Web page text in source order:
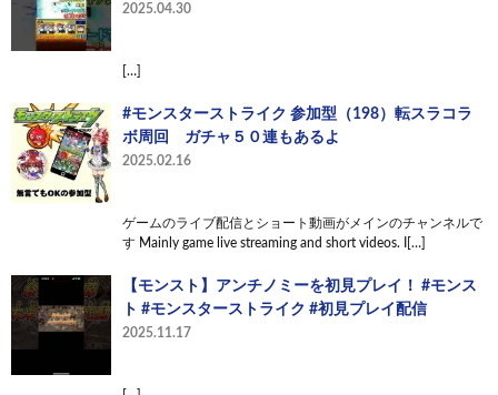
2025.04.30
[…]
#モンスターストライク 参加型（198）転スラコラ
ボ周回 ガチャ５０連もあるよ
2025.02.16
ゲームのライブ配信とショート動画がメインのチャンネルで
す Mainly game live streaming and short videos. I[…]
【モンスト】アンチノミーを初見プレイ！ #モンス
ト #モンスターストライク #初見プレイ配信
2025.11.17